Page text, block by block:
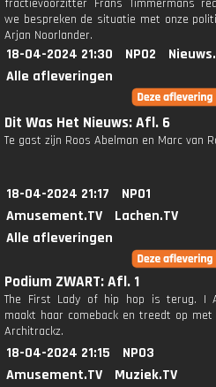
fractievoorzitter Frans Timmermans
we bespreken de situatie met onze
Arjan Noorlander.
18-04-2024 21:30 NPO2
Alle afleveringen
Dit Was Het Nieuws: Afl. 6
Te gast zijn Roos Abelman en Marc van
18-04-2024 21:17
NPO1
Amusement.TV
Lachen.TV
Alle afleveringen
Podium ZWART: Afl. 1
The First Lady of hip hop is terug. I
maakt haar comeback en treedt op met
Architrackz.
18-04-2024 21:15
NPO3
Amusement.TV
Muziek.TV